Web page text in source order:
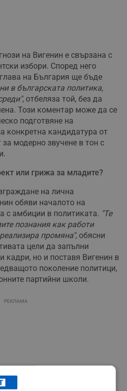
на Вигенин е свързана с
избори. Според него
на България ще бъде
в българската политика,
, отбеляза той, без да
Този коментар може да се
подготвяне на
конкретна кандидатура от
модерно звучене в тон с
или грижа за младите?
на лична
обяви началото на
с амбиции в политиката. "Те
познания как работи
промяна", обясни
цели да запълни
кадри, но и поставя Вигенин в
поколение политици,
партийни школи.
РЕКЛАМА